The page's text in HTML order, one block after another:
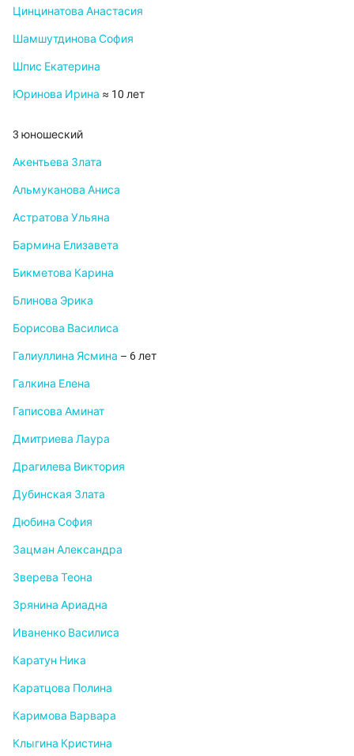
Цинцинатова Анастасия
Шамшутдинова София
Шпис Екатерина
Юринова Ирина ≈ 10 лет
3 юношеский
Акентьева Злата
Альмуканова Аниса
Астратова Ульяна
Бармина Елизавета
Бикметова Карина
Блинова Эрика
Борисова Василиса
Галиуллина Ясмина – 6 лет
Галкина Елена
Гаписова Аминат
Дмитриева Лаура
Драгилева Виктория
Дубинская Злата
Дюбина София
Зацман Александра
Зверева Теона
Зрянина Ариадна
Иваненко Василиса
Каратун Ника
Каратцова Полина
Каримова Варвара
Клыгина Кристина